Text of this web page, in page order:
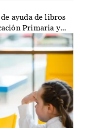
ayuda de libros
Primaria y...